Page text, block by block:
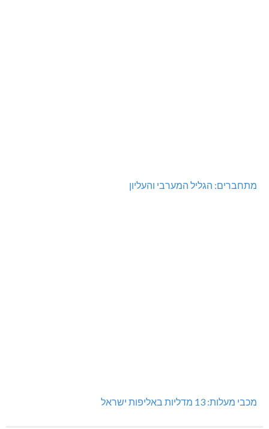
מתחברים: הגליל המערבי והעליון
מכבי מעלות: 13 מדליות באליפות ישראל